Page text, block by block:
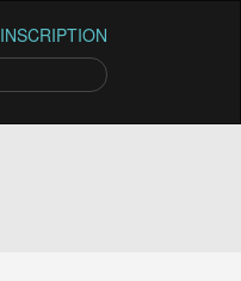
INSCRIPTION